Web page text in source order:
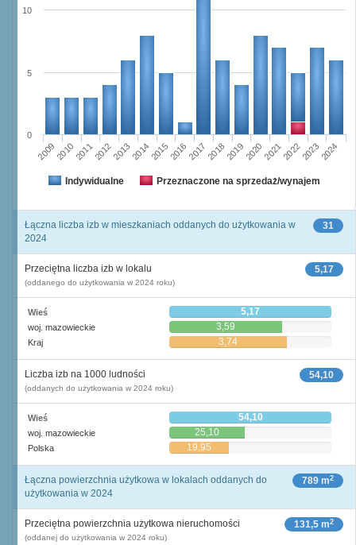
Indywidualne Przeznaczone na sprzedaż/wynajem
2009201020112012201320142015201620172018201920202021202220232024
0
5
10
31
Łączna liczba izb w mieszkaniach oddanych do użytkowania w
2024
5,17
Przeciętna liczba izb w lokalu
(oddanego do użytkowania w 2024 roku)
Wieś 5,17
woj. mazowieckie 3,59
Kraj 3,74
54,10
Liczba izb na 1000 ludności
(oddanych do użytkowania w 2024 roku)
Wieś 54,10
woj. mazowieckie 25,10
Polska 19,95
789 m2
Łączna powierzchnia użytkowa w lokalach oddanych do
użytkowania w 2024
131,5 m2
Przeciętna powierzchnia użytkowa nieruchomości
(oddanej do użytkowania w 2024 roku)